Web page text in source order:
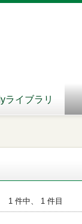
ライブラリ
1 件中、 1 件目